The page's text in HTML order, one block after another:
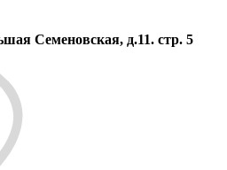
Семеновская, д.11. стр. 5